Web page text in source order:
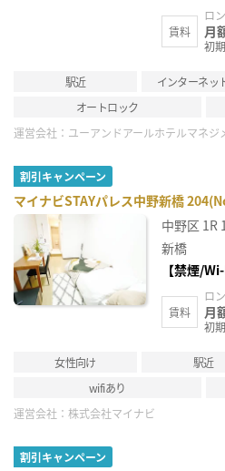
賃料
ロ
月
初
駅近 インターネッ
オートロック
運営会社： ユーアンドアールホテルマネジ
割引キャンペーン
マイナビSTAYパレス中野新橋
中野区 1R
新橋
【禁煙/
賃料
ロ
月
初
女性向け 駅近
wifiあり
運営会社： 株式会社マイナビ
割引キャンペーン